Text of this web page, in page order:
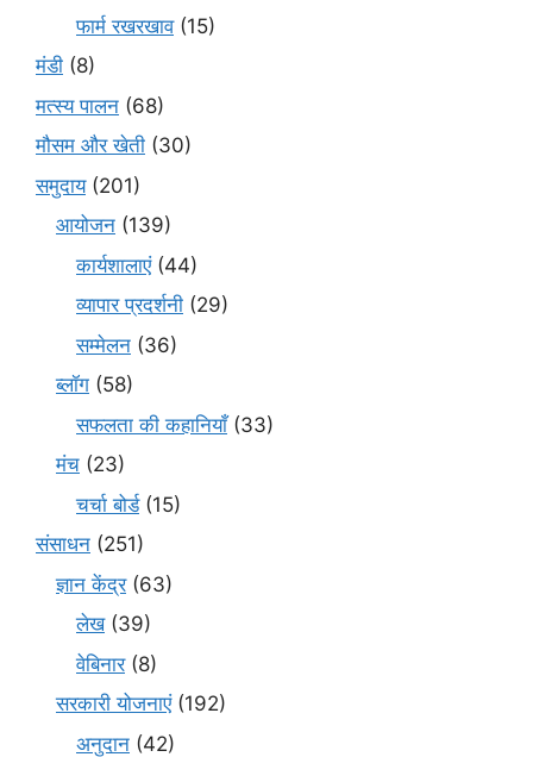
फार्म रखरखाव(15)
मंडी (8)
मत्स्य पालन (68)
मौसम और खेती (30)
समुदाय(201)
आयोजन (139)
कार्यशालाएं(44)
व्यापार प्रदर्शनी (29)
सम्मेलन (36)
ब्लॉग (58)
सफलता की कहानियाँ(33)
मंच (23)
चर्चा बोर्ड(15)
संसाधन (251)
ज्ञान केंद्र(63)
लेख(39)
वेबिनार(8)
सरकारी योजनाएं(192)
अनुदान (42)